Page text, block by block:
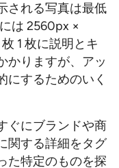
される写真は最低
は 2560px ×
1 枚に説明とキ
かりますが、アッ
にするためのいく
ぐにブランドや商
関する詳細をタグ
た特定のものを探